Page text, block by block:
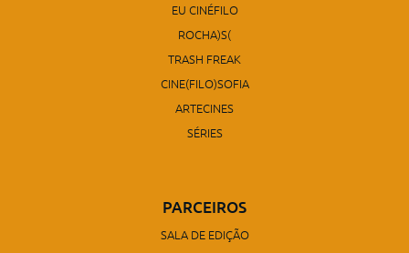
EU CINÉFILO
ROCHA)S(
TRASH FREAK
CINE(FILO)SOFIA
ARTECINES
SÉRIES
PARCEIROS
SALA DE EDIÇÃO